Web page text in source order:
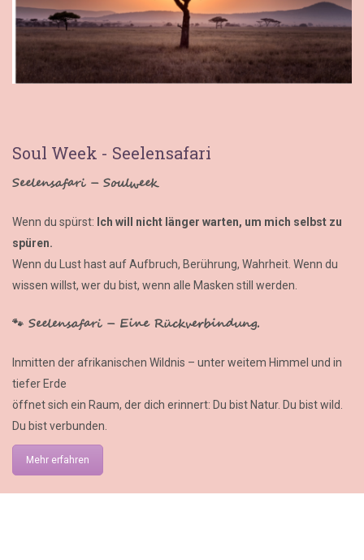
Soul Week - Seelensafari
Seelensafari – Soulweek
Wenn du spürst: Ich will nicht länger warten, um mich selbst zu
spüren.
Wenn du Lust hast auf Aufbruch, Berührung, Wahrheit. Wenn du
wissen willst, wer du bist, wenn alle Masken still werden.
🐾 Seelensafari – Eine Rückverbindung.
Inmitten der afrikanischen Wildnis – unter weitem Himmel und in
tiefer Erde
öffnet sich ein Raum, der dich erinnert: Du bist Natur. Du bist wild.
Du bist verbunden.
Mehr erfahren